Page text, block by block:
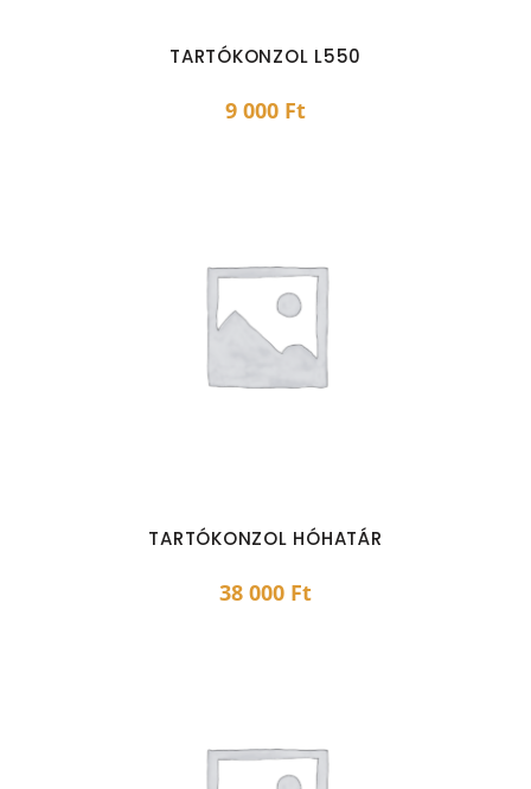
TARTÓKONZOL L550
9 000 Ft
TARTÓKONZOL HÓHATÁR
38 000 Ft